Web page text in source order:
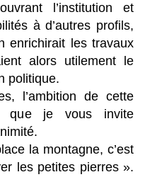
l’institution et
à d’autres profils,
enrichirait les travaux
alors utilement le
politique.
l’ambition de cette
que je vous invite
la montagne, c’est
les petites pierres ».